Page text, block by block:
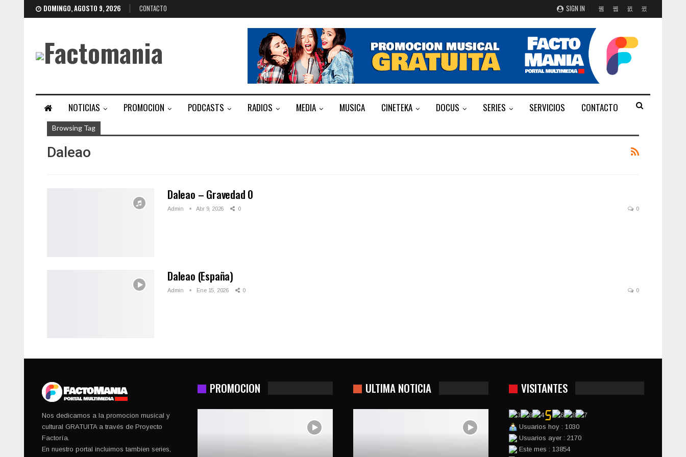
SIGN IN
DOMINGO, AGOSTO 9, 2026 CONTACTO
NOTICIAS PROMOCION PODCASTS RADIOS MEDIA MUSICA CINETEKA DOCUS SERIES SERVICIOS CONTACTO
Browsing Tag
Daleao
Daleao – Gravedad 0
Admin Abr 9, 2026 0 0
Daleao (España)
Admin Ene 15, 2026 0 0
Nos dedicamos a la promocion musical y
cultural GRATUITA a través de Proyecto
Factoría.
En nuestro portal incluimos tambien series,
PROMOCION ULTIMA NOTICIA VISITANTES
Usuarios hoy : 1030
Usuarios ayer : 2170
Este mes : 13854